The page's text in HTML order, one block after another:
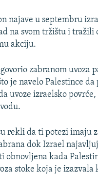
najave u septembru
na svom tržištu i tražili
akciju.
zabranom uvoza
je navelo Palestince
uvoze izraelsko povrće,
rekli da ti potezi imaju
dok Izrael
obnovljena kada
stoke koja je izazvala